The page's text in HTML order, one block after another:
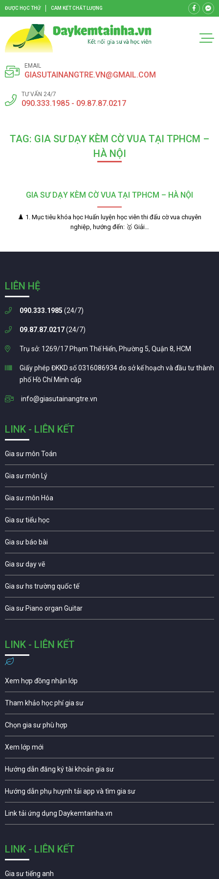
ĐƯỢC HỌC THỬ CAM KẾT CHẤT LƯỢNG
EMAIL
GIASUTAINANGTRE.VN@GMAIL.COM
TƯ VẤN 24/7
090.333.1985 - 09.87.87.0217
TAG: GIA SƯ DẠY KÈM CỜ VUA TẠI TPHCM –
HÀ NỘI
GIA SƯ DẠY KÈM CỜ VUA TẠI TPHCM – HÀ NỘI
♟️ 1. Mục tiêu khóa học Huấn luyện học viên thi đấu cờ vua chuyên
nghiệp, hướng đến: 🥇 Giải…
LIÊN HỆ
090.333.1985 (24/7)
09.87.87.0217(24/7)
Trụ sở: 1269/17 Phạm Thế Hiển, Phường 5, Quận 8, HCM
Giấy phép ĐKKD số 0316086934 do sở kế hoạch và đầu tư thành
phố Hồ Chí Minh cấp
info@giasutainangtre.vn
LINK - LIÊN KẾT
Gia sư môn Toán
Gia sư môn Lý
Gia sư môn Hóa
Gia sư tiểu học
Gia sư báo bài
Gia sư dạy vẽ
Gia sư hs trường quốc tế
Gia sư Piano organ Guitar
LINK - LIÊN KẾT
Xem hợp đồng nhận lớp
Tham khảo học phí gia sư
Chọn gia sư phù hợp
Xem lớp mới
Hướng dẫn đăng ký tài khoản gia sư
Hướng dẫn phụ huynh tải app và tìm gia sư
Link tải ứng dụng Daykemtainha.vn
LINK - LIÊN KẾT
Gia sư tiếng anh